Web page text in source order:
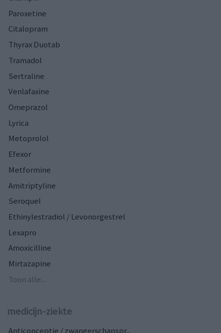
Paroxetine
Citalopram
Thyrax Duotab
Tramadol
Sertraline
Venlafaxine
Omeprazol
Lyrica
Metoprolol
Efexor
Metformine
Amitriptyline
Seroquel
Ethinylestradiol / Levonorgestrel
Lexapro
Amoxicilline
Mirtazapine
Toon alle...
medicijn-ziekte
Anticonceptie / zwangerschapspr...